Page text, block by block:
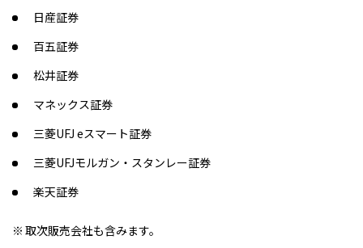
日産証券
百五証券
松井証券
マネックス証券
三菱UFJ eスマート証券
三菱UFJモルガン・スタンレー証券
楽天証券
取次販売会社も含みます。